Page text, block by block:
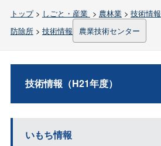
トップ> しごと・産業 > 農林業> 技術情報
防除所> 技術情報 農業技術センター
技術情報（H21年度）
いもち情報